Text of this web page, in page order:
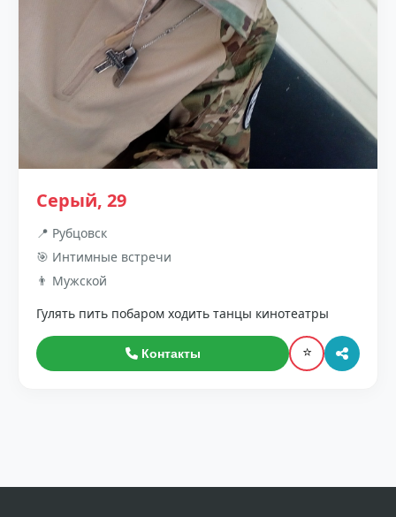
Серый, 29
📍 Рубцовск
🎯 Интимные встречи
👨 Мужской
Гулять пить побаром ходить танцы кинотеатры
Контакты ⭐